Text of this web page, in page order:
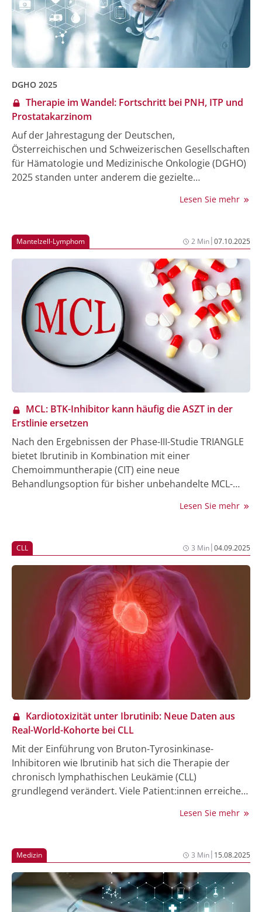
DGHO 2025
Therapie im Wandel: Fortschritt bei PNH, ITP und
Prostatakarzinom
Auf der Jahrestagung der Deutschen,
Österreichischen und Schweizerischen Gesellschaften
für Hämatologie und Medizinische Onkologie (DGHO)
2025 standen unter anderem die gezielte
Hämoglobinurie (PNH), neue Thrombopoetin-
(ITP) sowie die PSMA-Radioligandentherapie im Fokus,
die zunehmend in frühere Therapielinien vorrückt.
Lesen Sie mehr
Mantelzell-Lymphom 2 Min|07.10.2025
MCL: BTK-Inhibitor kann häufig die ASZT in der
Erstlinie ersetzen
Nach den Ergebnissen der Phase-III-Studie TRIANGLE
bietet Ibrutinib in Kombination mit einer
Chemoimmuntherapie (CIT) eine neue
Behandlungsoption für bisher unbehandelte MCL-
Stammzelltransplantation (ASZT) zwar möglich wäre,
vermieden werden kann.
Lesen Sie mehr
CLL 3 Min|04.09.2025
Kardiotoxizität unter Ibrutinib: Neue Daten aus
Real-World-Kohorte bei CLL
Mit der Einführung von Bruton-Tyrosinkinase-
Inhibitoren wie Ibrutinib hat sich die Therapie der
chronisch lymphathischen Leukämie (CLL)
grundlegend verändert. Viele Patient:innen erreichen
Hochrisikosituationen. Gleichzeitig treten jedoch
den Behandlungserfolg einschränken können.
Besonders ältere Patient:innen mit Vorerkrankungen
sind gefährdet.
Lesen Sie mehr
Medizin 3 Min| 15.08.2025